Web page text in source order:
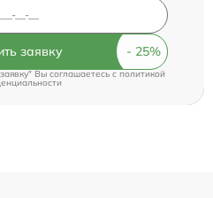
заявку
Вы соглашаетесь cполитикой